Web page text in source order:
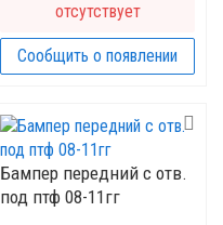
отсутствует
Сообщить о появлении
Бампер передний с отв.
под птф 08-11гг